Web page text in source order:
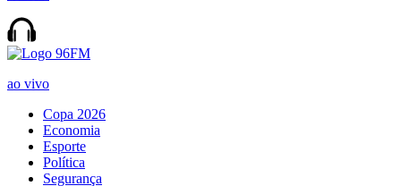
ao vivo
Copa 2026
Economia
Esporte
Política
Segurança